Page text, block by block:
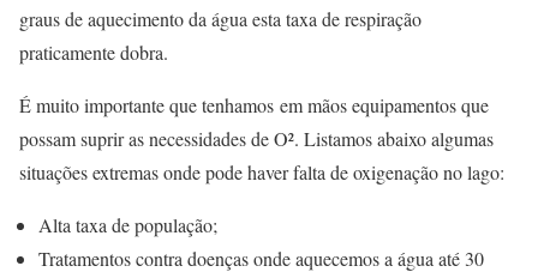
graus de aquecimento da água esta taxa de respiração
praticamente dobra.
É muito importante que tenhamos em mãos equipamentos que
possam suprir as necessidades de O². Listamos abaixo algumas
situações extremas onde pode haver falta de oxigenação no lago:
Alta taxa de população;
Tratamentos contra doenças onde aquecemos a água até 30